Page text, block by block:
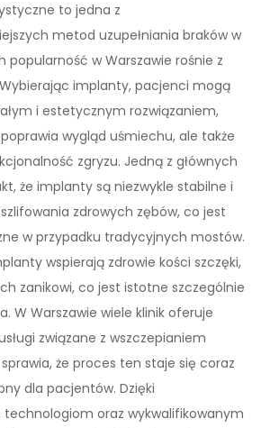
to jedna z
metod uzupełniania braków w
popularność w Warszawie rośnie z
implanty, pacjenci mogą
i estetycznym rozwiązaniem,
wygląd uśmiechu, ale także
zgryzu. Jedną z głównych
że implanty są niezwykle stabilne i
zdrowych zębów, co jest
w przypadku tradycyjnych mostów.
wspierają zdrowie kości szczęki,
zanikowi, co jest istotne szczególnie
W Warszawie wiele klinik oferuje
związane z wszczepianiem
że proces ten staje się coraz
dla pacjentów. Dzięki
oraz wykwalifikowanym